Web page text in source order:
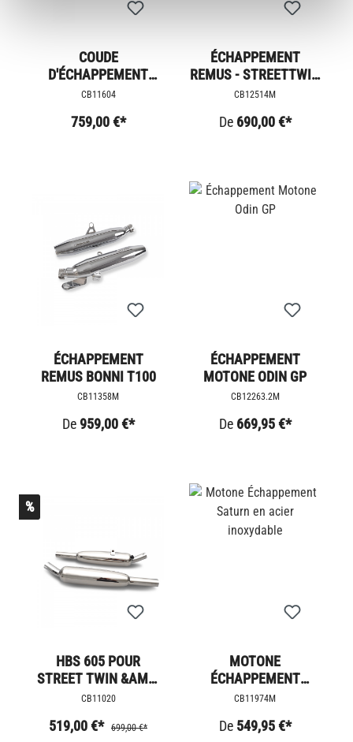
COUDE
D'ÉCHAPPEMENT
ARROW RACING
TWIN
CB11604
759,00 €*
ÉCHAPPEMENT
REMUS - STREETTWIN
/ SPEEDTWIN 900
CB12514M
De 690,00 €*
ÉCHAPPEMENT
REMUS BONNI T100
CB11358M
De 959,00 €*
ÉCHAPPEMENT
MOTONE ODIN GP
CB12263.2M
De 669,95 €*
%
HBS 605 POUR
STREET TWIN &AMP;
CUP
CB11020
519,00 €* 699,00 €*
MOTONE
ÉCHAPPEMENT
SATURN EN ACIER
CB11974M
De 549,95 €*